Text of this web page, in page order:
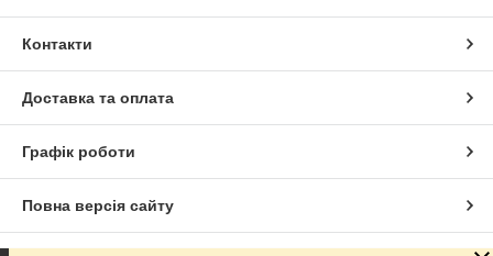
Контакти
Доставка та оплата
Графік роботи
Повна версія сайту